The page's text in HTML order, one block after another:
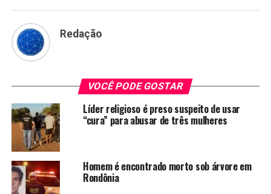
Redação
VOCÊ PODE GOSTAR
Líder religioso é preso suspeito de usar
“cura” para abusar de três mulheres
Homem é encontrado morto sob árvore em
Rondônia